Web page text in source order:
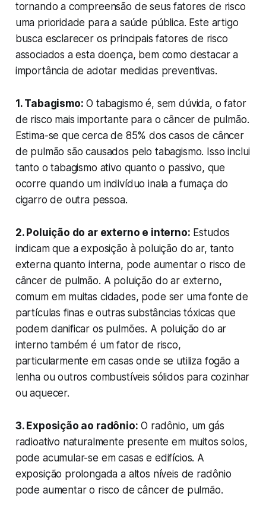
tornando a compreensão de seus fatores de risco
uma prioridade para a saúde pública. Este artigo
busca esclarecer os principais fatores de risco
associados a esta doença, bem como destacar a
importância de adotar medidas preventivas.
1. Tabagismo: O tabagismo é, sem dúvida, o fator
de risco mais importante para o câncer de pulmão.
Estima-se que cerca de 85% dos casos de câncer
de pulmão são causados ​​pelo tabagismo. Isso inclui
tanto o tabagismo ativo quanto o passivo, que
ocorre quando um indivíduo inala a fumaça do
cigarro de outra pessoa.
2. Poluição do ar externo e interno: Estudos
indicam que a exposição à poluição do ar, tanto
externa quanto interna, pode aumentar o risco de
câncer de pulmão. A poluição do ar externo,
comum em muitas cidades, pode ser uma fonte de
partículas finas e outras substâncias tóxicas que
podem danificar os pulmões. A poluição do ar
interno também é um fator de risco,
particularmente em casas onde se utiliza fogão a
lenha ou outros combustíveis sólidos para cozinhar
ou aquecer.
3. Exposição ao radônio: O radônio, um gás
radioativo naturalmente presente em muitos solos,
pode acumular-se em casas e edifícios. A
exposição prolongada a altos níveis de radônio
pode aumentar o risco de câncer de pulmão.